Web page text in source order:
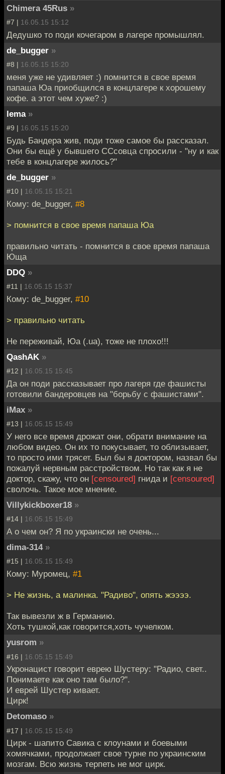
Chimera 45Rus »
#7 | 16.05.15 15:12
Дедушко то поди кочегаром в лагере промышлял.
de_bugger »
#8 | 16.05.15 15:20
меня уже не удивляет :) помнится в свое время
папаша Юа приобщился в концлагере к хорошему
кофе. а этот чем хуже? :)
lema »
#9 | 16.05.15 15:20
Будь Бандера жив, поди тоже самое бы рассказал.
Они бы ещё у бывшего ССсовца спросили - "ну и как
тебе в концлагере жилось?"
de_bugger »
#10 | 16.05.15 15:21
Кому: de_bugger, #8
> помнится в свое время папаша Юа
правильно читать - помнится в свое время папаша
Юща
DDQ »
#11 | 16.05.15 15:37
Кому: de_bugger, #10
> правильно читать
Не переживай, Юа (.ua), тоже не плохо!!!
QashAK »
#12 | 16.05.15 15:45
Да он поди рассказывает про лагеря где фашисты
готовили бандеровцев на "борьбу с фашистами".
iMax »
#13 | 16.05.15 15:49
У него все время дрожат они, обрати внимание на
любом видео. Он их то покусывает, то облизывает,
то просто ими трясет. Был бы я доктором, назвал бы
пожалуй нервным расстройством. Но так как я не
доктор, скажу, что он [censoured] гнида и [censoured]
сволочь. Такое мое мнение.
Villykickboxer18 »
#14 | 16.05.15 15:49
А о чем он? Я по украински не очень...
dima-314 »
#15 | 16.05.15 15:49
Кому: Муромец, #1
> Не жизнь, а малинка. "Радиво", опять жээээ.
Так вывезли ж в Германию.
Хоть тушкой,как говорится,хоть чучелком.
yusrom »
#16 | 16.05.15 15:49
Укронацист говорит еврею Шустеру: "Радио, свет..
Понимаете как оно там было?".
И еврей Шустер кивает.
Цирк!
Detomaso »
#17 | 16.05.15 15:49
Цирк - шапито Савика с клоунами и боевыми
хомячками, продолжает свое турне по украинским
мозгам. Всю жизнь терпеть не мог цирк.